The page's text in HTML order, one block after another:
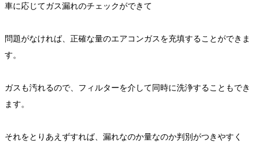
車に応じてガス漏れのチェックができて
問題がなければ、正確な量のエアコンガスを充填することができま
す。
ガスも汚れるので、フィルターを介して同時に洗浄することもでき
ます。
それをとりあえずすれば、漏れなのか量なのか判別がつきやすく